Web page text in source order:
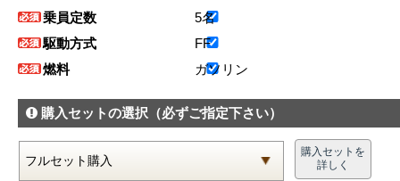
乗員定数
5名
駆動方式
FF
燃料
ガソリン
購入セットの選択 （必ずご指定下さい）
購入セットを
詳しく